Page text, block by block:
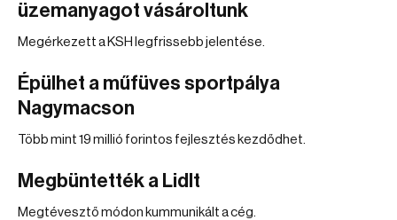
üzemanyagot vásároltunk
Megérkezett a KSH legfrissebb jelentése.
Épülhet a műfüves sportpálya
Nagymacson
Több mint 19 millió forintos fejlesztés kezdődhet.
Megbüntették a Lidlt
Megtévesztő módon kummunikált a cég.